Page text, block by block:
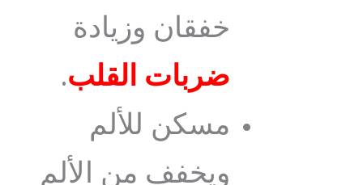
خفقان وزيادة
ضربات القلب.
مسكن للألم
ويخفف من الألم